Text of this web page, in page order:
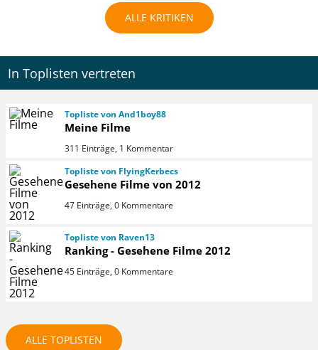
ALLE KRITIKEN
In Toplisten vertreten
Topliste von And1boy88
Meine Filme
311 Einträge, 1 Kommentar
Topliste von FlyingKerbecs
Gesehene Filme von 2012
47 Einträge, 0 Kommentare
Topliste von Raven13
Ranking - Gesehene Filme 2012
45 Einträge, 0 Kommentare
ALLE TOPLISTEN